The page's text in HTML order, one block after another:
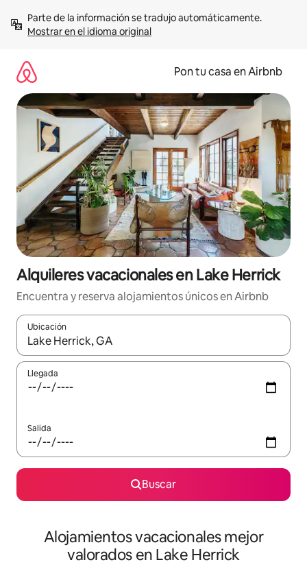
contenidoMostrar en el idioma original
Pon tu casa en Airbnb
Alquileres vacacionales en Lake Herrick
Encuentra y reserva alojamientos únicos en Airbnb
Ubicación
Cuando los resultados estén disponibles, navega con las
Llegada
Salida
Buscar
Alojamientos vacacionales mejor
valorados en Lake Herrick